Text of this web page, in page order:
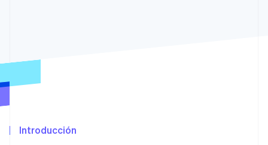
Constitución de una startup
Eliminación de dióxido de carbono
Introducción